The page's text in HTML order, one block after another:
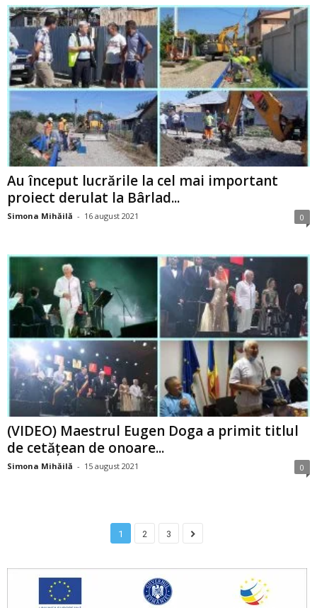
Au început lucrările la cel mai important
proiect derulat la Bârlad...
Simona Mihăilă - 16 august 2021 0
(VIDEO) Maestrul Eugen Doga a primit titlul
de cetățean de onoare...
Simona Mihăilă - 15 august 2021 0
1 2 3